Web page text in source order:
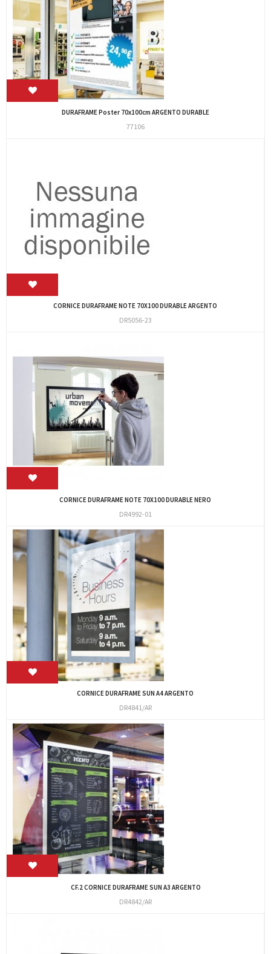
DURAFRAME Poster 70x100cm ARGENTO DURABLE
77106
CORNICE DURAFRAME NOTE 70X100 DURABLE ARGENTO
DR5056-23
CORNICE DURAFRAME NOTE 70X100 DURABLE NERO
DR4992-01
CORNICE DURAFRAME SUN A4 ARGENTO
DR4841/AR
CF.2 CORNICE DURAFRAME SUN A3 ARGENTO
DR4842/AR